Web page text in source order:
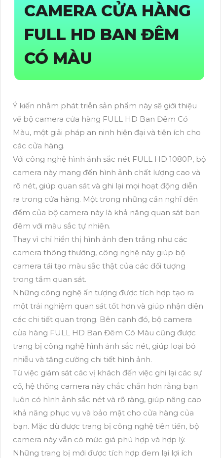
CAMERA CỬA HÀNG
FULL HD BAN ĐÊM
CÓ MÀU
Ý kiến nhằm phát triễn sản phẩm này sẽ giới thiệu
về bộ camera cửa hàng FULL HD Ban Đêm Có
Màu, một giải pháp an ninh hiện đại và tiện ích cho
các cửa hàng.
Với công nghệ hình ảnh sắc nét FULL HD 1080P, bộ
camera này mang đến hình ảnh chất lượng cao và
rõ nét, giúp quan sát và ghi lại mọi hoạt động diễn
ra trong cửa hàng. Một trong những cần nghĩ đến
đểm của bộ camera này là khả năng quan sát ban
đêm với màu sắc tự nhiên.
Thay vì chỉ hiển thị hình ảnh đen trắng như các
camera thông thường, công nghệ này giúp bộ
camera tái tạo màu sắc thật của các đối tượng
trong tầm quan sát.
Những công nghệ ấn tượng được tích hợp tạo ra
một trải nghiệm quan sát tốt hơn và giúp nhận diện
các chi tiết quan trọng. Bên cạnh đó, bộ camera
cửa hàng FULL HD Ban Đêm Có Màu cũng được
trang bị công nghệ hình ảnh sắc nét, giúp loại bỏ
nhiễu và tăng cường chi tiết hình ảnh.
Từ việc giám sát các vị khách đến việc ghi lại các sự
cố, hệ thống camera này chắc chắn hơn rằng bạn
luôn có hình ảnh sắc nét và rõ ràng, giúp nâng cao
khả năng phục vụ và bảo mật cho cửa hàng của
bạn. Mặc dù được trang bị công nghệ tiên tiến, bộ
camera này vẫn có mức giá phù hợp và hợp lý.
Những trang bị mới được tích hợp đem lại lợi ích